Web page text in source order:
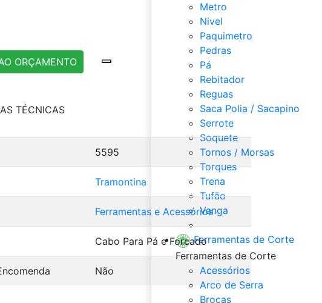
Metro
Nivel
Paquimetro
Pedras
Pá
Rebitador
Reguas
Saca Polia / Sacapino
Serrote
Soquete
Tornos / Morsas
Torques
Trena
Tufão
Vanga
Veja Tudo de Ferramentas
Ferramentas de Corte
Ferramentas de Corte
Acessórios
Arco de Serra
Brocas
ORÇAMENTO
TÉCNICAS
5595
Tramontina
Ferramentas e Acessórios
Cabo Para Pá e Forcado
Não